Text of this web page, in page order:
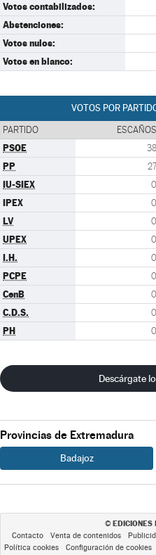
Votos contabilizados:
Abstenciones:
Votos nulos:
Votos en blanco:
VOTOS POR
PARTIDO ESCAÑOS
PSOE 38
PP 27
IU-SIEX 0
IPEX 0
LV 0
UPEX 0
I.H. 0
PCPE 0
CenB 0
C.D.S. 0
PH 0
Descárgate
Provincias de Extremadura
Badajoz
© EDICIONES
Contacto Venta de contenidos
Política cookies
Configuración de cookies